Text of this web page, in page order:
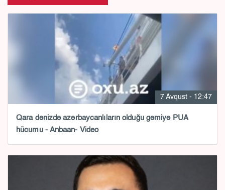
7 Avqust - 12:47
Qara dənizdə azərbaycanlıların olduğu gəmiyə PUA
hücumu - Anbaan- Video